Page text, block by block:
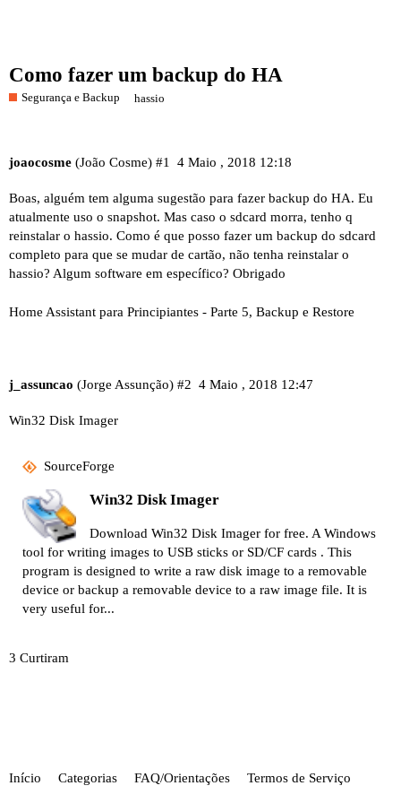
Como fazer um backup do HA
Segurança e Backup hassio
joaocosme (João Cosme) 4 Maio , 2018 12:18
#1
Boas, alguém tem alguma sugestão para fazer backup do HA. Eu
atualmente uso o snapshot. Mas caso o sdcard morra, tenho q
reinstalar o hassio. Como é que posso fazer um backup do sdcard
completo para que se mudar de cartão, não tenha reinstalar o
hassio? Algum software em específico? Obrigado
Home Assistant para Principiantes - Parte 5, Backup e Restore
j_assuncao (Jorge Assunção) 4 Maio , 2018 12:47
#2
Win32 Disk Imager
SourceForge
Win32 Disk Imager
Download Win32 Disk Imager for free. A Windows
tool for writing images to USB sticks or SD/CF cards . This
program is designed to write a raw disk image to a removable
device or backup a removable device to a raw image file. It is
very useful for...
3 Curtiram
Início Categorias FAQ/Orientações Termos de Serviço